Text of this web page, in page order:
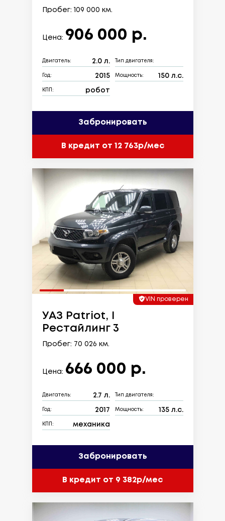
Пробег: 109 000 км.
Цена: 906 000 р.
Двигатель: 2.0 л. Тип двигателя:
Год: 2015 Мощность: 150 л.с.
КПП: робот
Забронировать
В кредит от 12 763р/мес
VIN проверен
УАЗ Patriot, I
Рестайлинг 3
Пробег: 70 026 км.
Цена: 666 000 р.
Двигатель: 2.7 л. Тип двигателя:
Год: 2017 Мощность: 135 л.с.
КПП: механика
Забронировать
В кредит от 9 382р/мес